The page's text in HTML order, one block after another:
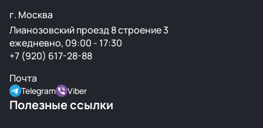
г. Москва
Лианозовский проезд 8 строение 3
ежедневно, 09:00 - 17:30
+7 (920) 617-28-88
Почта
Telegram Viber
Полезные ссылки